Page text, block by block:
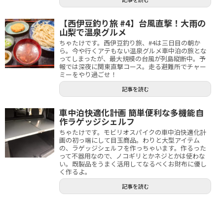
【西伊豆釣り旅 #4】台風直撃！大雨の
山梨で温泉グルメ
ちゃたけです。西伊豆釣り旅、#4は三日目の朝か
ら。今や行くアテもない温泉グルメ車中泊の旅とな
ってしまったが、最大規模の台風が列島縦断中。予
報では深夜に関東直撃コース。走る避難所でチャー
ミーをやり過ごせ！
記事を読む
車中泊快適化計画 簡単便利な多機能自
作ラゲッジシェルフ
ちゃたけです。モビリオスパイクの車中泊快適化計
画の初っ端にして目玉商品。わりと大型アイテム
の、ラゲッジシェルフを作っちゃいます。作るった
って不器用なので、ノコギリとかネジとかは使わな
い。既製品をうまく活用してなるべくお財布に優し
く作るよ。
記事を読む